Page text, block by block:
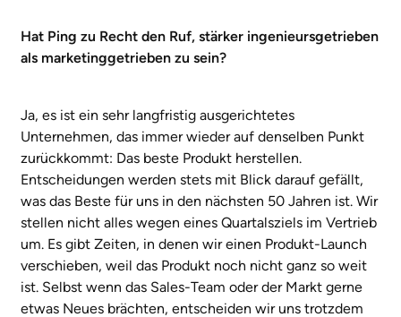
Hat Ping zu Recht den Ruf, stärker ingenieursgetrieben
als marketinggetrieben zu sein?
Ja, es ist ein sehr langfristig ausgerichtetes
Unternehmen, das immer wieder auf denselben Punkt
zurückkommt: Das beste Produkt herstellen.
Entscheidungen werden stets mit Blick darauf gefällt,
was das Beste für uns in den nächsten 50 Jahren ist. Wir
stellen nicht alles wegen eines Quartalsziels im Vertrieb
um. Es gibt Zeiten, in denen wir einen Produkt-Launch
verschieben, weil das Produkt noch nicht ganz so weit
ist. Selbst wenn das Sales-Team oder der Markt gerne
etwas Neues brächten, entscheiden wir uns trotzdem